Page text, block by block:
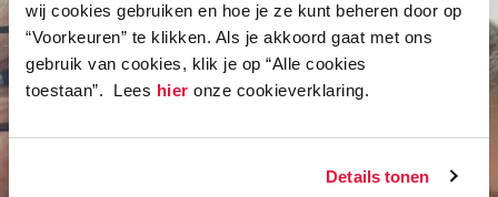
wij cookies gebruiken en hoe je ze kunt beheren door op
“Voorkeuren” te klikken. Als je akkoord gaat met ons
gebruik van cookies, klik je op “Alle cookies
toestaan”. Lees hier onze cookieverklaring.
Details tonen